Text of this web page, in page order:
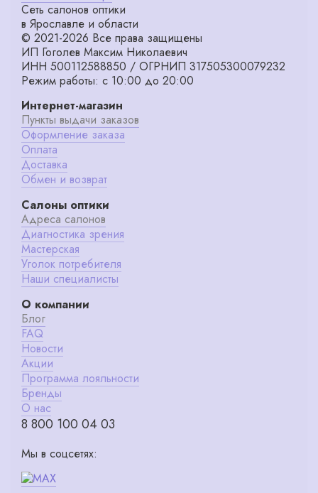
Сеть салонов оптики
в Ярославле и области
© 2021-2026 Все права защищены
ИП Гоголев Максим Николаевич
ИНН 500112588850 / ОГРНИП 317505300079232
Режим работы: с 10:00 до 20:00
Интернет-магазин
Пункты выдачи заказов
Оформление заказа
Оплата
Доставка
Обмен и возврат
Салоны оптики
Адреса салонов
Диагностика зрения
Мастерская
Уголок потребителя
Наши специалисты
О компании
Блог
FAQ
Новости
Акции
Программа лояльности
Бренды
О нас
8 800 100 04 03
Мы в соцсетях: